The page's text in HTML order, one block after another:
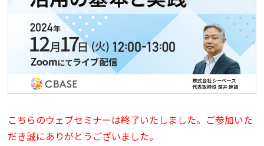
会社情報
よくある質問
こちらのウェブセミナーは終了いたしました。ご参加いた
だき誠にありがとうございました。